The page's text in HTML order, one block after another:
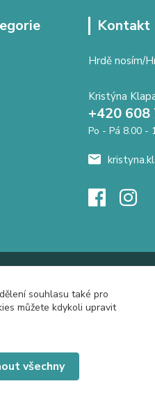
Kontakt
Hrdě nosím/
Kristýna
+420 608
Po - Pá 8.00 -
souhlasu také pro
můžete kdykoli upravit
všechny